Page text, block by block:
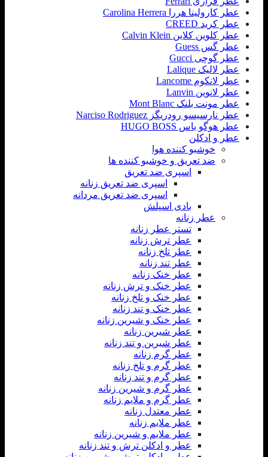
عطر کارولینا هررا Carolina Herrera
عطر کرید CREED
عطر کلوین کلاین Calvin Klein
عطر گس Guess
عطر گوچی Gucci
عطر لالیک Lalique
عطر لانکوم Lancome
عطر لانوین Lanvin
عطر مونت بلنک Mont Blanc
عطر نارسیسو رودریگز Narciso Rodriguez
عطر هوگو باس HUGO BOSS
عطر و ادکلن
خوشبو کننده هوا
ضد تعریق و خوشبو کننده ها
اسپری ضد تعریق
اسپری ضد تعریق زنانه
اسپری ضد تعریق مردانه
بادی اسپلش
عطر زنانه
تستر عطر زنانه
عطر ترش زنانه
عطر تلخ زنانه
عطر تند زنانه
عطر خنک زنانه
عطر خنک و ترش زنانه
عطر خنک و تلخ زنانه
عطر خنک و تند زنانه
عطر خنک و شیرین زنانه
عطر شیرین زنانه
عطر شیرین و تند زنانه
عطر گرم زنانه
عطر گرم و تلخ زنانه
عطر گرم و تند زنانه
عطر گرم و شیرین زنانه
عطر گرم و ملایم زنانه
عطر معتدل زنانه
عطر ملایم زنانه
عطر ملایم و شیرین زنانه
عطر و ادکلن ترش و تند زنانه